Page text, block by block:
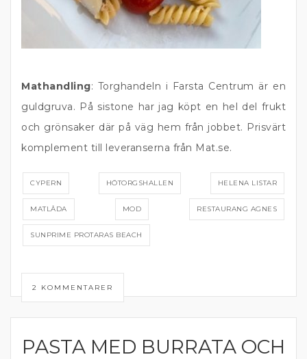
Mathandling: Torghandeln i Farsta Centrum är en
guldgruva. På sistone har jag köpt en hel del frukt
och grönsaker där på väg hem från jobbet. Prisvärt
komplement till leveranserna från Mat.se.
CYPERN HÖTORGSHALLEN HELENA LISTAR
MATLÅDA MOD RESTAURANG AGNES
SUNPRIME PROTARAS BEACH
2 KOMMENTARER
PASTA
PASTA MED BURRATA OCH